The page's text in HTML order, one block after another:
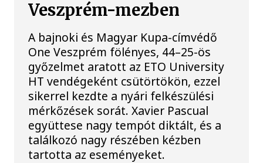
Veszprém-mezben
A bajnoki és Magyar Kupa-címvédő
One Veszprém fölényes, 44–25-ös
győzelmet aratott az ETO University
HT vendégeként csütörtökön, ezzel
sikerrel kezdte a nyári felkészülési
mérkőzések sorát. Xavier Pascual
együttese nagy tempót diktált, és a
találkozó nagy részében kézben
tartotta az eseményeket.